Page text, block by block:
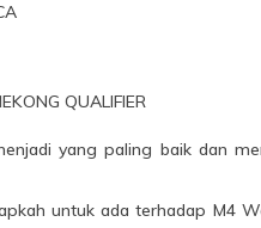
QUALIFIER
yang paling baik dan
untuk ada terhadap M4